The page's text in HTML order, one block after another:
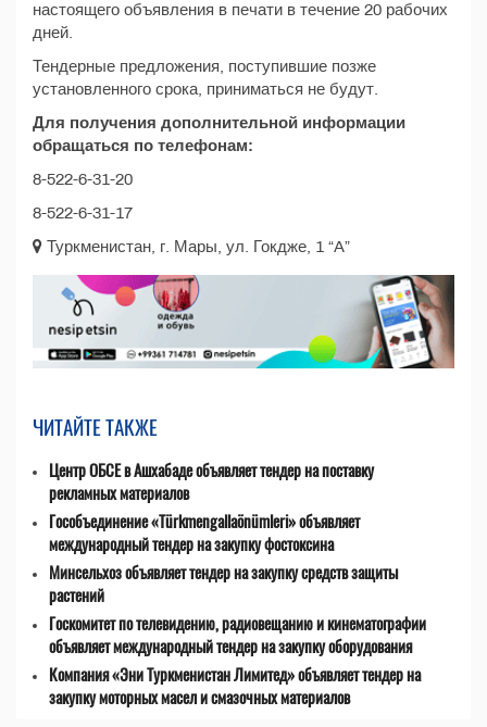
настоящего объявления в печати в течение 20 рабочих
дней.
Тендерные предложения, поступившие позже
установленного срока, приниматься не будут.
Для получения дополнительной информации
обращаться по телефонам:
8-522-6-31-20
8-522-6-31-17
Туркменистан, г. Мары, ул. Гокдже, 1 “A”
ЧИТАЙТЕ ТАКЖЕ
Центр ОБСЕ в Ашхабаде объявляет тендер на поставку
рекламных материалов
Гособъединение «Türkmengallaönümleri» объявляет
международный тендер на закупку фостоксина
Минсельхоз объявляет тендер на закупку средств защиты
растений
Госкомитет по телевидению, радиовещанию и кинематографии
объявляет международный тендер на закупку оборудования
Компания «Эни Туркменистан Лимитед» объявляет тендер на
закупку моторных масел и смазочных материалов